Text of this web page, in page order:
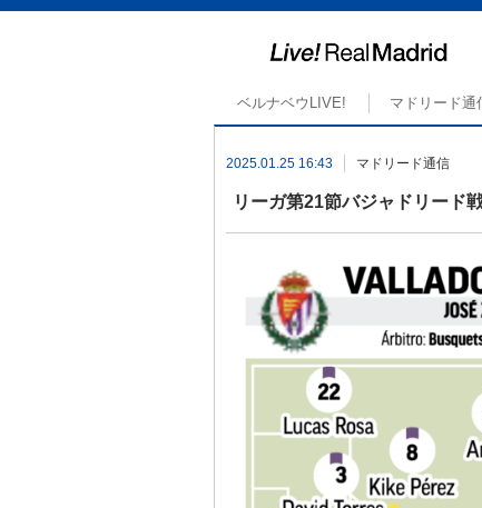
ベルナベウLIVE! マドリード通
2025.01.25 16:43 マドリード通信
リーガ第21節バジャドリード